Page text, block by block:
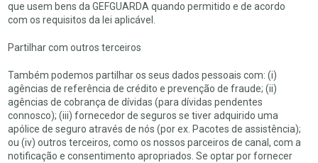
que usem bens da GEFGUARDA quando permitido e de acordo
com os requisitos da lei aplicável.
Partilhar com outros terceiros
Também podemos partilhar os seus dados pessoais com: (i)
agências de referência de crédito e prevenção de fraude; (ii)
agências de cobrança de dívidas (para dívidas pendentes
connosco); (iii) fornecedor de seguros se tiver adquirido uma
apólice de seguro através de nós (por ex. Pacotes de assistência);
ou (iv) outros terceiros, como os nossos parceiros de canal, com a
notificação e consentimento apropriados. Se optar por fornecer